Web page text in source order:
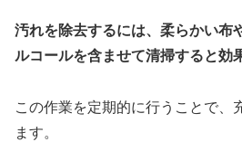
汚れを除去するには、柔らかい布
ルコールを含ませて清掃すると効
この作業を定期的に行うことで、
ます。